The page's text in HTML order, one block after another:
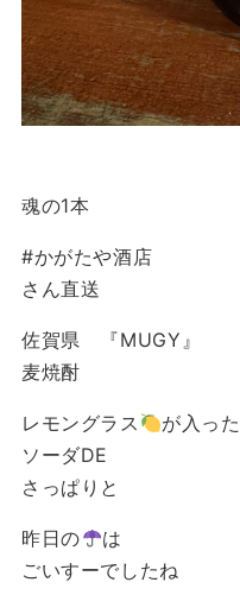
魂の1本
#かがたや酒店
さん直送
佐賀県 『MUGY』
麦焼酎
レモングラス
が入った
ソーダDE
さっぱりと
昨日の
は
ごいすーでしたね